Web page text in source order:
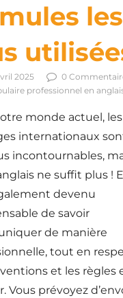
les
2025
0
professionnel en
monde actuel, les
internationaux
incontournables,
ne suffit plus !
devenu
de savoir
de manière
tout en
et les règles
Vous prévoyez